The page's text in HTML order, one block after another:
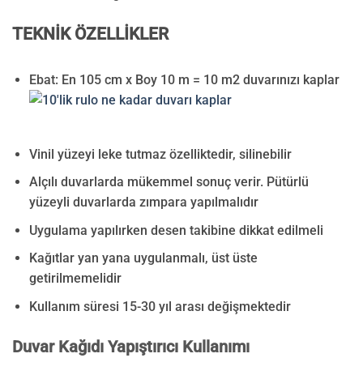
TEKNİK ÖZELLİKLER
Ebat: En 105 cm x Boy 10 m = 10 m2 duvarınızı kaplar
Vinil yüzeyi leke tutmaz özelliktedir, silinebilir
Alçılı duvarlarda mükemmel sonuç verir. Pütürlü
yüzeyli duvarlarda zımpara yapılmalıdır
Uygulama yapılırken desen takibine dikkat edilmeli
Kağıtlar yan yana uygulanmalı, üst üste
getirilmemelidir
Kullanım süresi 15-30 yıl arası değişmektedir
Duvar Kağıdı Yapıştırıcı Kullanımı